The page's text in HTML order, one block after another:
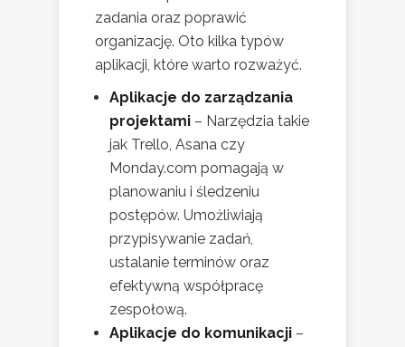
zadania oraz poprawić
organizację. Oto kilka typów
aplikacji, które warto rozważyć.
Aplikacje do zarządzania
projektami – Narzędzia takie
jak Trello, Asana czy
Monday.com pomagają w
planowaniu i śledzeniu
postępów. Umożliwiają
przypisywanie zadań,
ustalanie terminów oraz
efektywną współpracę
zespołową.
Aplikacje do komunikacji –